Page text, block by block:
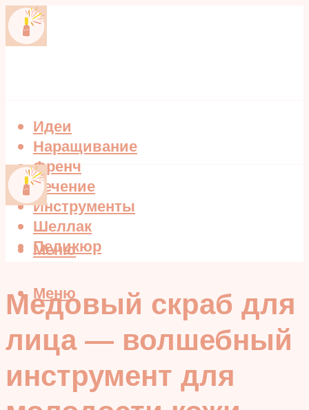
Идеи
Наращивание
Френч
Лечение
Инструменты
Шеллак
Педикюр
Меню
Меню
Медовый скраб для
лица — волшебный
инструмент для